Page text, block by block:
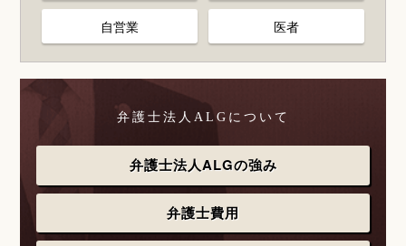
自営業 医者
弁護士法人ALGについて
弁護士法人ALGの強み
弁護士費用